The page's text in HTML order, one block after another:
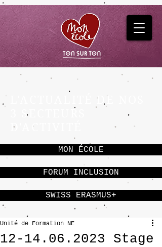
L'ACTUALITÉ DE NOS
3 SECTEURS
D'ACTIVITÉ
MON ÉCOLE
FORUM INCLUSION
SWISS ERASMUS+
12-14.06.2023 Stage
Unité de Formation NE